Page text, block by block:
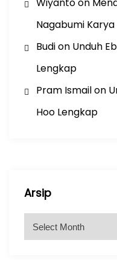
Nagabumi Karya
Budion Unduh
Lengkap
Pram Ismailon
Hoo Lengkap
Arsip